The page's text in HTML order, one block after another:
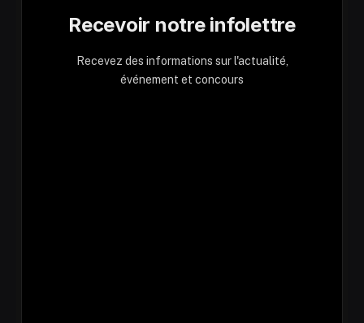
Recevoir notre infolettre
Recevez des informations sur l'actualité,
événement et concours